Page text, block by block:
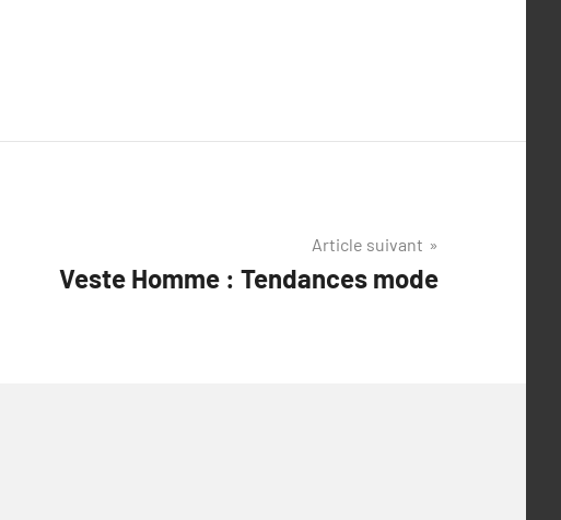
Article suivant
Veste Homme : Tendances mode